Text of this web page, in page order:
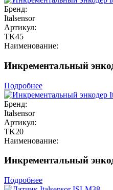
Бренд:
Italsensor
Артикул:
TK45
Наименование:
Инкрементальный
Подробнее
Бренд:
Italsensor
Артикул:
TK20
Наименование:
Инкрементальный
Подробнее